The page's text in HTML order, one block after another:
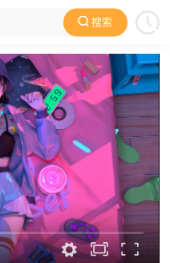
搜索
漫 欧美动漫 动漫电影